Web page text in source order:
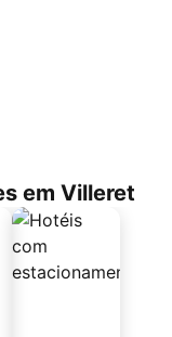
em Villeret